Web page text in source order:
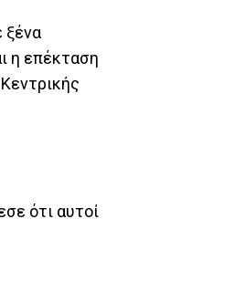
ξένα
η επέκταση
ότι αυτοί